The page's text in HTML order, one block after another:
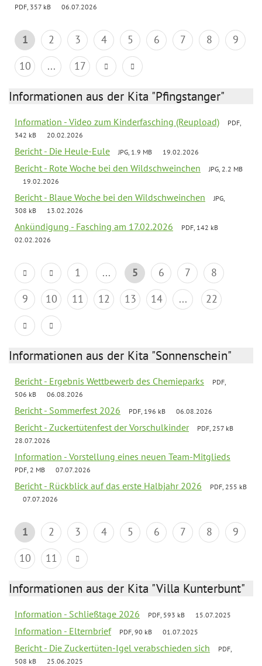
PDF, 357 kB 06.07.2026
1 2 3 4 5 6 7 8
9
10
... 17
Informationen aus der Kita "Pfingstanger"
Information - Video zum Kinderfasching (Reupload)
PDF,
342 kB
20.02.2026
Bericht - Die Heule-Eule JPG, 1.9 MB 19.02.2026
Bericht - Rote Woche bei den Wildschweinchen
JPG, 2.2 MB
19.02.2026
Bericht - Blaue Woche bei den Wildschweinchen
JPG,
308 kB
13.02.2026
Ankündigung - Fasching am 17.02.2026
PDF, 142 kB
02.02.2026
1 ... 5 6 7
8
9
10 11 12 13 14 ... 22
Informationen aus der Kita "Sonnenschein"
Bericht - Ergebnis Wettbewerb des Chemieparks
PDF,
506 kB
06.08.2026
Bericht - Sommerfest 2026 PDF, 196 kB 06.08.2026
Bericht - Zuckertütenfest der Vorschulkinder
PDF, 257 kB
28.07.2026
Information - Vorstellung eines neuen Team-Mitglieds
PDF, 2 MB 07.07.2026
Bericht - Rückblick auf das erste Halbjahr 2026
PDF, 255 kB
07.07.2026
1 2 3 4 5 6 7 8
9
10
11
Informationen aus der Kita "Villa Kunterbunt"
Information - Schließtage 2026 PDF, 593 kB 15.07.2025
Information - Elternbrief PDF, 90 kB 01.07.2025
Bericht - Die Zuckertüten-Igel verabschieden sich
PDF,
508 kB
25.06.2025